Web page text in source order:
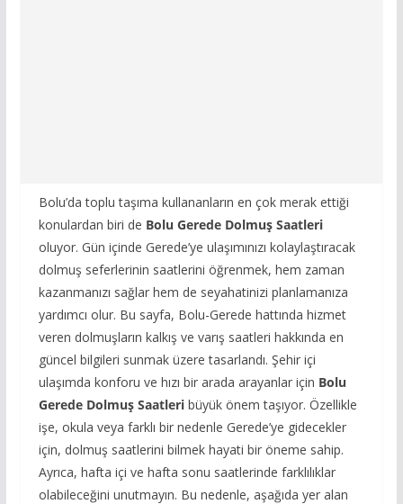
Bolu’da toplu taşıma kullananların en çok merak ettiği
konulardan biri de Bolu Gerede Dolmuş Saatleri
oluyor. Gün içinde Gerede’ye ulaşımınızı kolaylaştıracak
dolmuş seferlerinin saatlerini öğrenmek, hem zaman
kazanmanızı sağlar hem de seyahatinizi planlamanıza
yardımcı olur. Bu sayfa, Bolu-Gerede hattında hizmet
veren dolmuşların kalkış ve varış saatleri hakkında en
güncel bilgileri sunmak üzere tasarlandı. Şehir içi
ulaşımda konforu ve hızı bir arada arayanlar için Bolu
Gerede Dolmuş Saatleribüyük önem taşıyor. Özellikle
işe, okula veya farklı bir nedenle Gerede’ye gidecekler
için, dolmuş saatlerini bilmek hayati bir öneme sahip.
Ayrıca, hafta içi ve hafta sonu saatlerinde farklılıklar
olabileceğini unutmayın. Bu nedenle, aşağıda yer alan